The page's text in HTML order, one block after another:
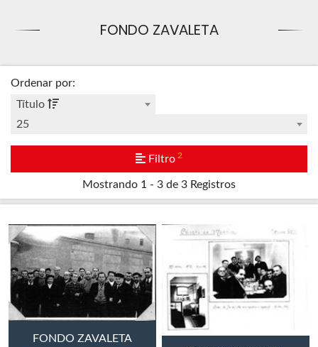
FONDO ZAVALETA
Mostrando 1 - 3 de 3 Registros
Ordenar por:
Título
25
Filtro 2
FONDO ZAVALETA